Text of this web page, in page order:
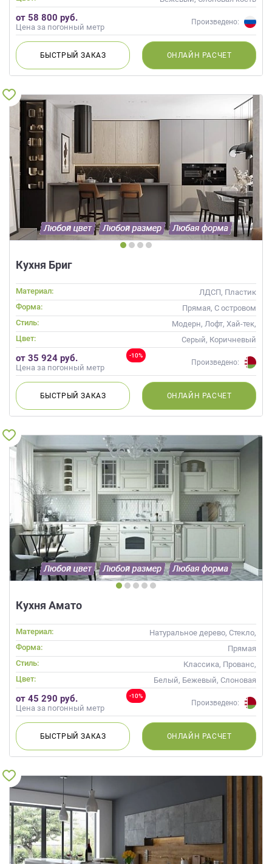
от 58 800 руб.
Цена за погонный метр
Произведено:
БЫСТРЫЙЗАКАЗ ОНЛАЙН РАСЧЕТ
Кухня Бриг
Материал:
ЛДСП, Пластик
Форма:
Прямая, С островом
Стиль:
Модерн, Лофт, Хай-тек,
Современные
Цвет: Серый, Коричневый
-10%
от 35 924 руб.
Цена за погонный метр
Произведено:
БЫСТРЫЙЗАКАЗ ОНЛАЙН РАСЧЕТ
Кухня Амато
Материал:
Натуральное дерево, Стекло,
Массив, С патиной
Форма:
Прямая
Стиль:
Классика, Прованс,
Неоклассика
Цвет:
Белый, Бежевый, Слоновая
кость
-10%
от 45 290 руб.
Цена за погонный метр
Произведено:
БЫСТРЫЙЗАКАЗ ОНЛАЙН РАСЧЕТ